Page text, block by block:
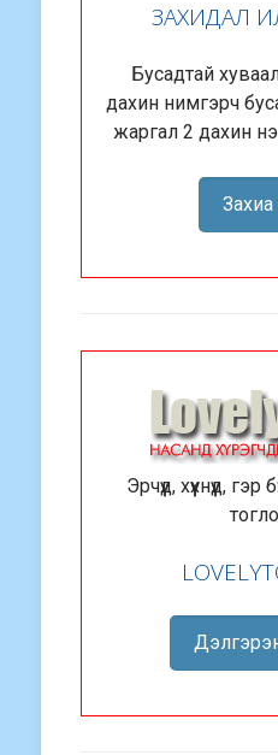
ЗАХИДАЛ
Бусадтай
дахин нимгэрч
жаргал 2 дахин
Захиа
Эрчүүд, хүүхнүүд,